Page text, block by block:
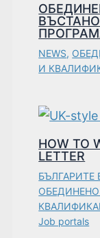
NEWS,
И
HOW TO
LETTER
БЪЛГАРИТЕ
Job portals